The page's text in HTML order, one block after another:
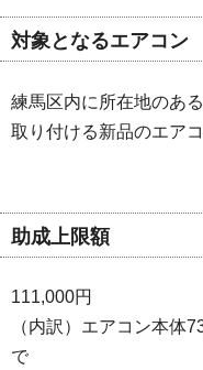
対象となるエアコン
練馬区内に所在地のあ
取り付ける新品のエア
助成上限額
111,000円
（内訳）エアコン本体
で